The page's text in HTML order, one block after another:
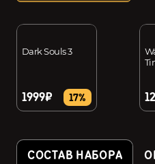
Dark Souls 3
1999₽ 17%
СОСТАВ НАБОРА